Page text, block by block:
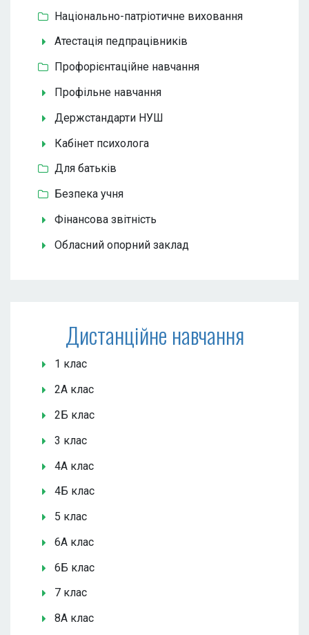
Національно-патріотичне виховання
Атестація педпрацівників
Профорієнтаційне навчання
Профільне навчання
Держстандарти НУШ
Кабінет психолога
Для батьків
Безпека учня
Фінансова звітність
Обласний опорний заклад
Дистанційне навчання
1 клас
2А клас
2Б клас
3 клас
4А клас
4Б клас
5 клас
6А клас
6Б клас
7 клас
8А клас